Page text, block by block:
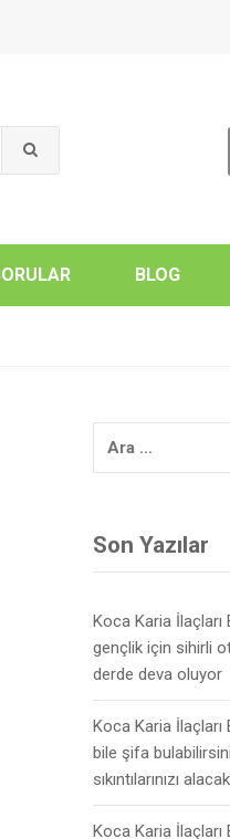
BLOG
Son Yazılar
Koca Karia İlaçları
gençlik için sihirli
derde deva oluyor
Koca Karia
bile şifa
sıkıntılarınızı alacak
Koca Karia İlaçları